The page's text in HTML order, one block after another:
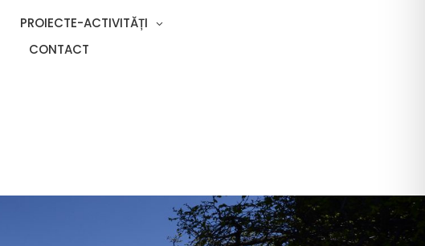
PROIECTE-ACTIVITĂȚI
CONTACT